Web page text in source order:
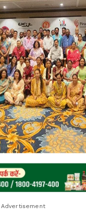
Advertisement